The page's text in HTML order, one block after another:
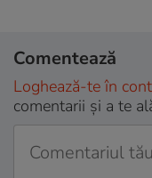
Comentează
Loghează-te în
comentarii și a te